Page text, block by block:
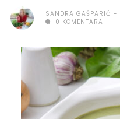
SANDRA GAŠPARIĆ
0 KOMENTARA